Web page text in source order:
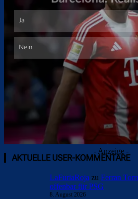
- Anzeige -
AKTUELLE USER-KOMMENTARE
LaFuriaRoja zu Ferran
offenbar für PSG
8. August 2026